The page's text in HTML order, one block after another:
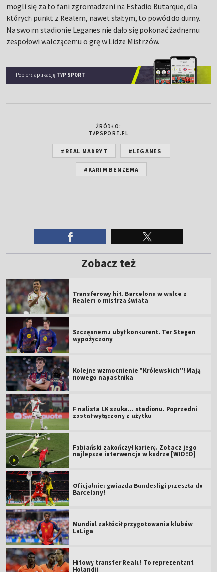
mogli się za to fani zgromadzeni na Estadio Butarque, dla
których punkt z Realem, nawet słabym, to powód do dumy.
Na swoim stadionie Leganes nie dało się pokonać żadnemu
zespołowi walczącemu o grę w Lidze Mistrzów.
Pobierz aplikację TVP SPORT
ŹRÓDŁO:
TVPSPORT.PL
#REAL MADRYT #LEGANES
#KARIM BENZEMA
Zobacz też
Transferowy hit. Barcelona w walce z
Realem o mistrza świata
Szczęsnemu ubył konkurent. Ter Stegen
wypożyczony
Kolejne wzmocnienie "Królewskich"! Mają
nowego napastnika
Finalista LK szuka... stadionu. Poprzedni
został wyłączony z użytku
Fabiański zakończył karierę. Zobacz jego
najlepsze interwencje w kadrze [WIDEO]
Oficjalnie: gwiazda Bundesligi przeszła do
Barcelony!
Mundial zakłócił przygotowania klubów
LaLiga
Hitowy transfer Realu! To reprezentant
Holandii